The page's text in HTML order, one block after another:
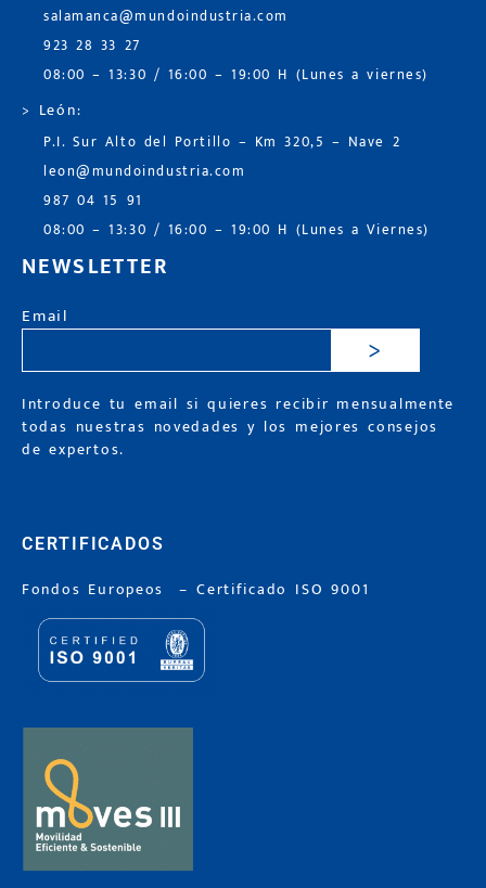
salamanca@mundoindustria.com
923 28 33 27
08:00 – 13:30 / 16:00 – 19:00 H (Lunes a viernes)
> León:
P.I. Sur Alto del Portillo – Km 320,5 – Nave 2
leon@mundoindustria.com
987 04 15 91
08:00 – 13:30 / 16:00 – 19:00 H (Lunes a Viernes)
NEWSLETTER
Email
>
Introduce tu email si quieres recibir mensualmente
todas nuestras novedades y los mejores consejos
de expertos.
CERTIFICADOS
Fondos Europeos –Certificado ISO 9001